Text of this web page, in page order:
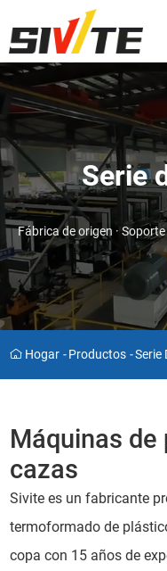
Serie
Fábrica de origen ·
Hogar - Productos -Serie
Máquinas
cazas
Sivite es un fabricante
termoformado de
copa con 15 años de